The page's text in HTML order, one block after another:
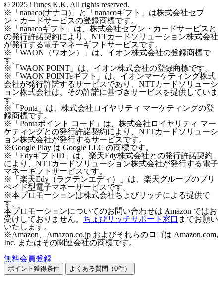
© 2025 iTunes K.K. All rights reserved.
※「nanaco(ナナコ)」と「nanacoギフト」は株式会社セブ
ン・カードサービスの登録商標です。
※「nanacoギフト」は、株式会社セブン・カードサービスと
の発行許諾契約により、NTTカードソリューション株式会社
が発行する電子マネーギフトサービスです。
※「WAON（ワオン）」は、イオン株式会社の登録商標で
す。
※「WAON POINT」は、イオン株式会社の登録商標です。
※「WAON POINTeギフト」は、イオンマーケティング株式
会社が発行許諾するサービスであり、NTTカードソリューシ
ョン株式会社は、その許諾に基づきサービスを提供していま
す。
※「Ponta」は、株式会社ロイヤリティ マーケティングの登
録商標です。
※「Pontaポイント コード」は、株式会社ロイヤリティ マー
ケティングとの発行許諾契約により、NTTカードソリューシ
ョン株式会社が発行するサービスです。
※Google Play は Google LLC の商標です。
※「EdyギフトID」は、楽天Edy株式会社との発行許諾契約
により、NTTカードソリューション株式会社が発行する電子
マネーギフトサービスです。
※「楽天Edy（ラクテンエディ）」は、楽天グループのプリ
ペイド型電子マネーサービスです。
※本プロモーションは株式会社ちょびリッチによる提供で
す。
本プロモーションについてのお問い合わせは Amazon ではお
受けしておりません。 ちょびリッチサポート窓口 までお願い
いたします。
※Amazon、Amazon.co.jp およびそれらのロゴは Amazon.com,
Inc. またはその関連会社の商標です。
無料会員登録
ポイント獲得条件 よくある質問（0件）